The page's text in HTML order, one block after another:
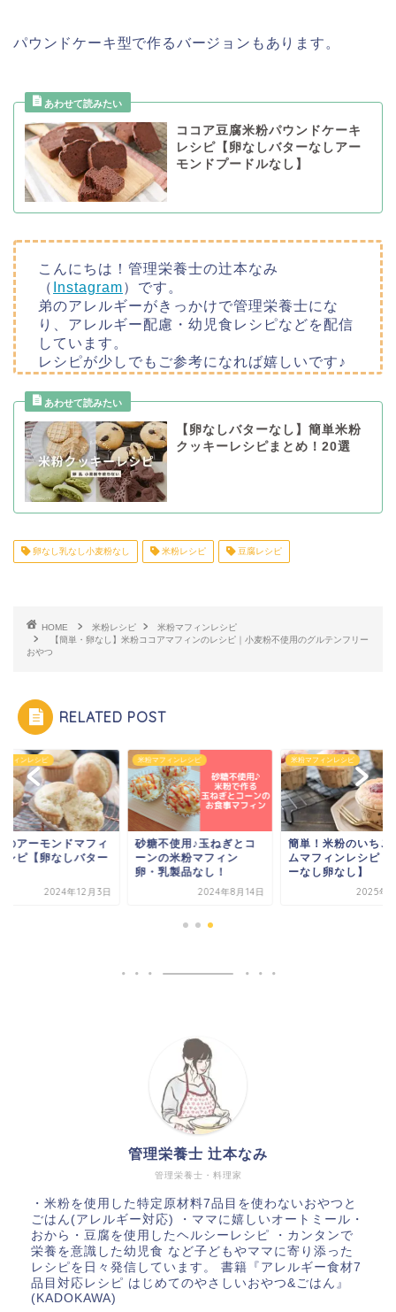
パウンドケーキ型で作るバージョンもあります。
ココア豆腐米粉パウンドケーキ
レシピ【卵なしバターなしアー
モンドプードルなし】
こんにちは！管理栄養士の辻本なみ
（ Instagram）です。
弟のアレルギーがきっかけで管理栄養士にな
り、アレルギー配慮・幼児食レシピなどを配信
しています。
レシピが少しでもご参考になれば嬉しいです♪
【卵なしバターなし】簡単米粉
クッキーレシピまとめ！20選
卵なし乳なし小麦粉なし 米粉レシピ 豆腐レシピ
HOME 米粉レシピ
米粉マフィンレシピ
【簡単・卵なし】米粉ココアマフィンのレシピ｜小麦粉不使用のグルテンフリー
おやつ
RELATED POST
フィンレシピ
のアーモンドマフィ
シピ【卵なしバター
2024年12月3日
米粉マフィンレシピ
砂糖不使用♪玉ねぎとコ
ーンの米粉マフィン
卵・乳製品なし！
2024年8月14日
米粉マフィンレシピ
簡単！米粉のいちご
ムマフィンレシピ【
ーなし卵なし】
2025年3
管理栄養士・料理家
管理栄養士 辻本なみ
・米粉を使用した特定原材料7品目を使わないおやつと
ごはん(アレルギー対応) ・ママに嬉しいオートミール・
おから・豆腐を使用したヘルシーレシピ ・カンタンで
栄養を意識した幼児食 など子どもやママに寄り添った
レシピを日々発信しています。 書籍『アレルギー食材7
品目対応レシピ はじめてのやさしいおやつ&ごはん』
(KADOKAWA)